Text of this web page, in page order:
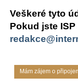
Veškeré tyto
Pokud jste
Mám zájem o